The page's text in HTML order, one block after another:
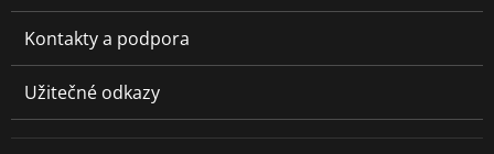
Kontakty a podpora
Užitečné odkazy